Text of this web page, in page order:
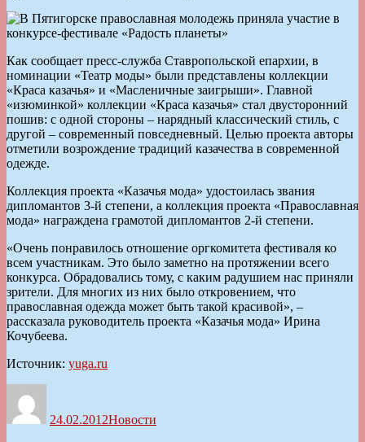
Как сообщает пресс-служба Ставропольской епархии, в
номинации «Театр моды» были представлены коллекции
«Краса казачья» и «Масленичные заигрыши». Главной
«изюминкой» коллекции «Краса казачья» стал двусторонний
пошив: с одной стороны – нарядный классический стиль, с
другой – современный повседневный. Целью проекта авторы
отметили возрождение традиций казачества в современной
одежде.
Коллекция проекта «Казачья мода» удостоилась звания
дипломантов 3-й степени, а коллекция проекта «Православная
мода» награждена грамотой дипломантов 2-й степени.
«Очень понравилось отношение оргкомитета фестиваля ко
всем участникам. Это было заметно на протяжении всего
конкурса. Обрадовались тому, с каким радушием нас приняли
зрители. Для многих из них было откровением, что
православная одежда может быть такой красивой», –
рассказала руководитель проекта «Казачья мода» Ирина
Кочубеева.
Источник: yuga.ru
24.02.2012Новости